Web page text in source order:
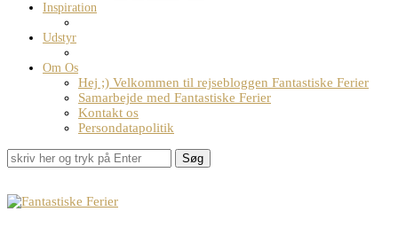
Inspiration
Udstyr
Om Os
Hej ;) Velkommen til rejsebloggen Fantastiske Ferier
Samarbejde med Fantastiske Ferier
Kontakt os
Persondatapolitik
Søg